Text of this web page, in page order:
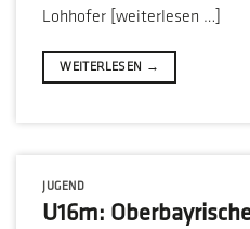
Lohhofer [weiterlesen …]
WEITERLESEN →
JUGEND
U16m: